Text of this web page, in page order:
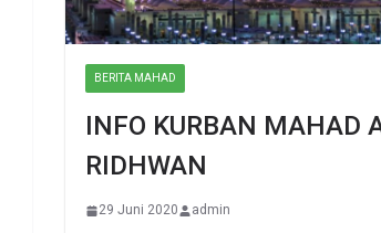
BERITA MAHAD
INFO KURBAN MAHAD
RIDHWAN
29 Juni 2020 admin